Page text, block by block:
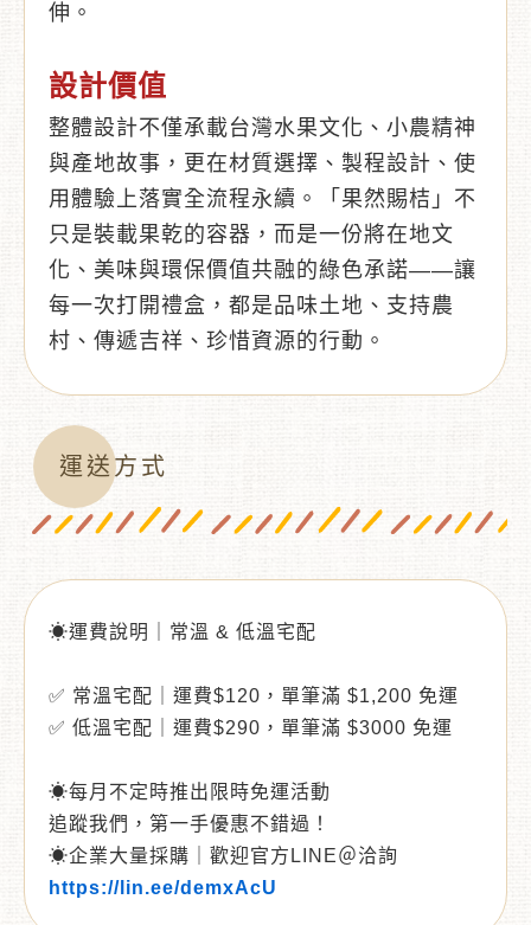
伸。
設計價值
整體設計不僅承載台灣水果文化、小農精神
與產地故事，更在材質選擇、製程設計、使
用體驗上落實全流程永續。「果然賜桔」不
只是裝載果乾的容器，而是一份將在地文
化、美味與環保價值共融的綠色承諾——讓
每一次打開禮盒，都是品味土地、支持農
村、傳遞吉祥、珍惜資源的行動。
運送方式
☀運費說明｜常溫 & 低溫宅配
✅ 常溫宅配｜運費$120，單筆滿 $1,200 免運
✅ 低溫宅配｜運費$290，單筆滿 $3000 免運
☀每月不定時推出限時免運活動
追蹤我們，第一手優惠不錯過！
☀企業大量採購｜歡迎官方LINE＠洽詢
https://lin.ee/demxAcU